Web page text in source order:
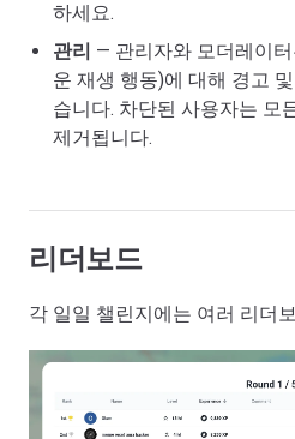
하세요.
관리 — 관리자와 모더레이
운 재생 행동)에 대해 경고
습니다. 차단된 사용자는 모
제거됩니다.
리더보드
각 일일 챌린지에는 여러 리더